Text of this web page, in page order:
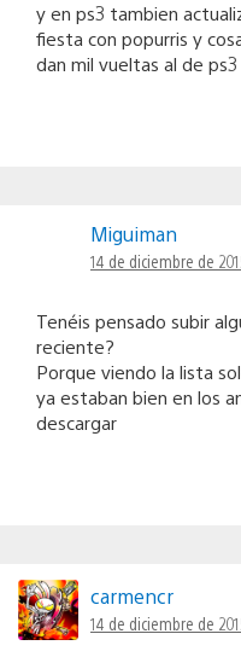
y en ps3 tambien
fiesta con popurris y
dan mil vueltas al de ps3
Miguiman
14 de diciembre de
Tenéis pensado subir
reciente?
Porque viendo la lista
ya estaban bien en los
descargar
carmencr
14 de diciembre de